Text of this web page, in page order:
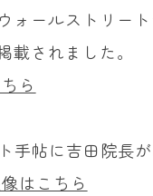
ォールストリー
載されました。
ら
手帖に吉田院長
はこちら